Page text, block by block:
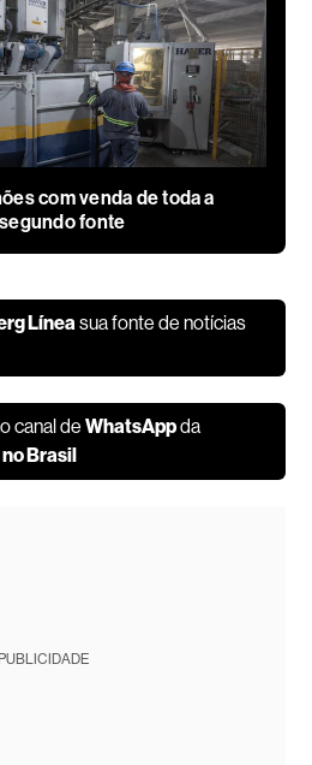
com venda de toda a
fonte
Línea sua fonte de notícias
canal deWhatsAppda
Brasil